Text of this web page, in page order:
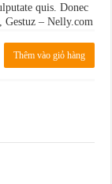
quis. Donec
– Nelly.com
Thêm vào giỏ hàng